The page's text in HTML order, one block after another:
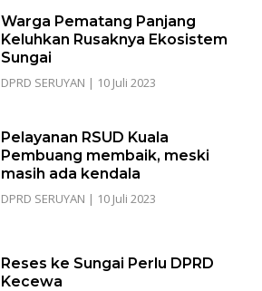
Warga Pematang Panjang
Keluhkan Rusaknya Ekosistem
Sungai
DPRD SERUYAN | 10 Juli 2023
Pelayanan RSUD Kuala
Pembuang membaik, meski
masih ada kendala
DPRD SERUYAN | 10 Juli 2023
Reses ke Sungai Perlu DPRD
Kecewa